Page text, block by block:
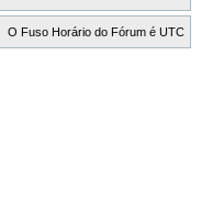
O Fuso Horário do Fórum é UTC